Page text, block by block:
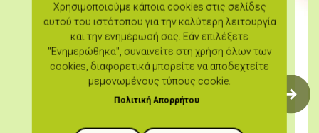
Χρησιμοποιούμε κάποια cookies στις σελίδες
αυτού του ιστότοπου για την καλύτερη λειτουργία
και την ενημέρωσή σας. Εάν επιλέξετε
"Ενημερώθηκα", συναινείτε στη χρήση όλων των
cookies, διαφορετικά μπορείτε να αποδεχτείτε
μεμονωμένους τύπους cookie.
Πολιτική Απορρήτου